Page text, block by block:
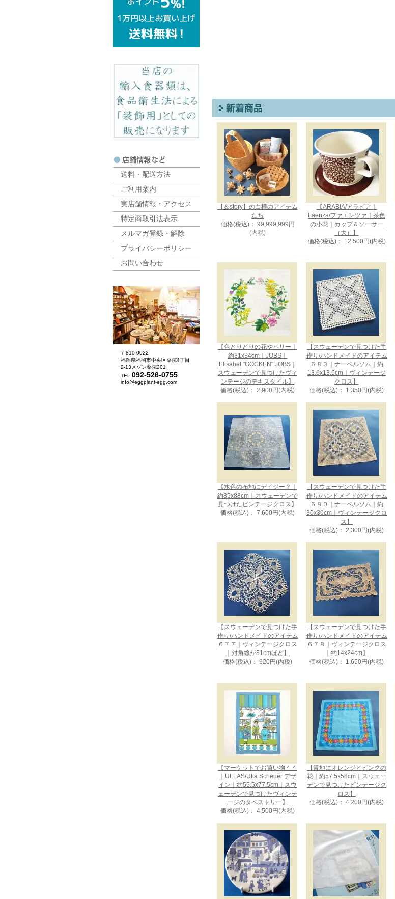
【＆story】の白樺のアイテム
たち
価格(税込)： 99,999,999円
(内税)
【ARABIA/アラビア｜
Faenza/ファエンツァ｜茶色
の小花｜カップ＆ソーサー
（大）】
価格(税込)： 12,500円(内税)
【色とりどりの花やベリー｜
約31x34cm｜JOBS｜
Elisabet "GOCKEN" JOBS｜
スウェーデンで見つけたヴィ
ンテージのテキスタイル】
価格(税込)： 2,900円(内税)
【スウェーデンで見つけた手
作り/ハンドメイドのアイテム
６８３｜ナーベルソム｜約
13.6x13.6cm｜ヴィンテージ
クロス】
価格(税込)： 1,350円(内税)
【水色の布地にデイジー？｜
約85x88cm｜スウェーデンで
見つけたビンテージクロス】
価格(税込)： 7,600円(内税)
【スウェーデンで見つけた手
作り/ハンドメイドのアイテム
６８０｜ナーベルソム｜約
30x30cm｜ヴィンテージクロ
ス】
価格(税込)： 2,300円(内税)
【スウェーデンで見つけた手
作り/ハンドメイドのアイテム
６７７｜ヴィンテージクロス
｜対角線が31cmほど】
価格(税込)： 920円(内税)
【スウェーデンで見つけた手
作り/ハンドメイドのアイテム
６７８｜ヴィンテージクロス
｜約14x24cm】
価格(税込)： 1,650円(内税)
【マーケットでお買い物＾＾
｜ULLAS/Ulla Scheuer デザ
イン｜約55.5x77.5cm｜スウ
ェーデンで見つけたヴィンテ
ージのタペストリー】
価格(税込)： 4,500円(内税)
【青地にオレンジとピンクの
花｜約57.5x58cm｜スウェー
デンで見つけたビンテージク
ロス】
価格(税込)： 4,200円(内税)
送料・配送方法
ご利用案内
実店舗情報・アクセス
特定商取引法表示
メルマガ登録・解除
プライバシーポリシー
お問い合わせ
〒810-0022
福岡県福岡市中央区薬院4丁目
2-13メゾン薬院201
TEL 092-526-0755
info@eggplant-egg.com